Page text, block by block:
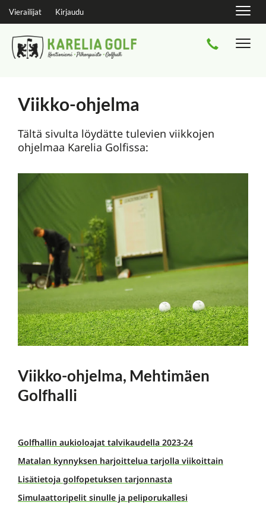
Vierailijat Kirjaudu
Viikko-ohjelma
Tältä sivulta löydätte tulevien viikkojen
ohjelmaa Karelia Golfissa:
Viikko-ohjelma, Mehtimäen
Golfhalli
Golfhallin aukioloajat talvikaudella 2023-24
Matalan kynnyksen harjoittelua tarjolla viikoittain
Lisätietoja golfopetuksen tarjonnasta
Simulaattoripelit sinulle ja peliporukallesi